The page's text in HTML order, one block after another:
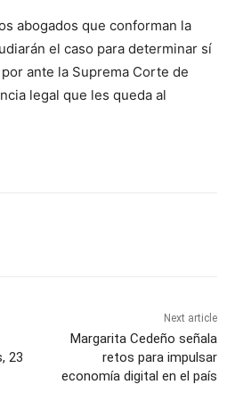
abogados que conforman la
el caso para determinar sí
ante la Suprema Corte de
legal que les queda al
23
Next article
Margarita Cedeño señala
retos para impulsar
economía digital en el país